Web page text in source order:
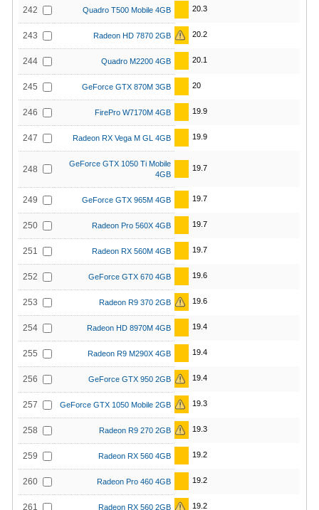
242 Quadro T500 Mobile 4GB 20.3
243 Radeon HD 7870 2GB 20.2
244 Quadro M2200 4GB 20.1
245 GeForce GTX 870M 3GB 20
246 FirePro W7170M 4GB 19.9
247 Radeon RX Vega M GL 4GB 19.9
248
GeForce GTX 1050 Ti Mobile
4GB
19.7
249 GeForce GTX 965M 4GB 19.7
250 Radeon Pro 560X 4GB 19.7
251 Radeon RX 560M 4GB 19.7
252 GeForce GTX 670 4GB 19.6
253 Radeon R9 370 2GB 19.6
254 Radeon HD 8970M 4GB 19.4
255 Radeon R9 M290X 4GB 19.4
256 GeForce GTX 950 2GB 19.4
257 GeForce GTX 1050 Mobile 2GB 19.3
258 Radeon R9 270 2GB 19.3
259 Radeon RX 560 4GB 19.2
260 Radeon Pro 460 4GB 19.2
261 Radeon RX 560 2GB 19.2